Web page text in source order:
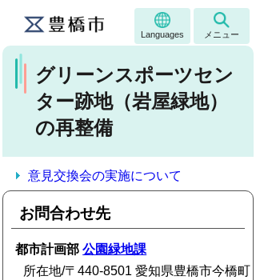
Languages メニュー
グリーンスポーツセン
ター跡地（岩屋緑地）
の再整備
意見交換会の実施について
お問合わせ先
都市計画部公園緑地課
所在地/〒440-8501 愛知県豊橋市今橋町